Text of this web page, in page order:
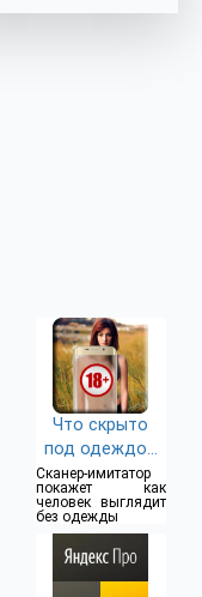
Что скрыто
под одеждой
(18+)
Сканер-имитатор
покажет как
человек выглядит
без одежды